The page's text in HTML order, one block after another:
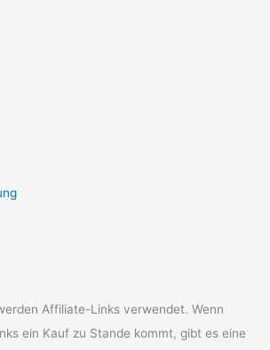
Affiliate-Links verwendet. Wenn
ein Kauf zu Stande kommt, gibt es eine